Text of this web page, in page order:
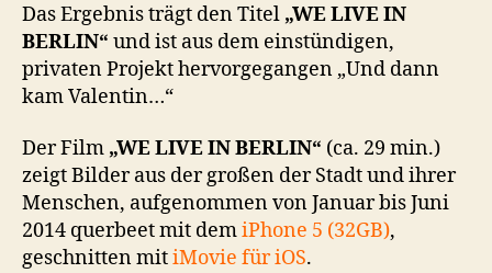
Das Ergebnis trägt den Titel „WE LIVE IN
BERLIN“ und ist aus dem einstündigen,
privaten Projekt hervorgegangen „Und dann
kam Valentin…“
Der Film „WE LIVE IN BERLIN“ (ca. 29 min.)
zeigt Bilder aus der großen der Stadt und ihrer
Menschen, aufgenommen von Januar bis Juni
2014 querbeet mit demiPhone 5 (32GB),
geschnitten mitiMovie für iOS.